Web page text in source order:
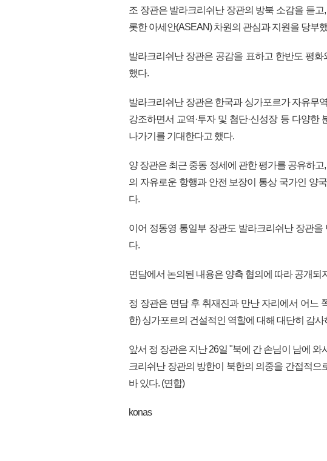
조 장관은 발라크리쉬난 장관의 방북 소감을 듣
롯한 아세안(ASEAN) 차원의 관심과 지원을 당부
발라크리쉬난 장관은 공감을 표하고 한반도 평
했다.
발라크리쉬난 장관은 한국과 싱가포르가 자유무
강조하면서 교역·투자 및 첨단·신성장 등 다양
나가기를 기대한다고 했다.
양 장관은 최근 중동 정세에 관한 평가를 공유하
의 자유로운 항행과 안전 보장이 통상 국가인 양
다.
이어 정동영 통일부 장관도 발라크리쉬난 장관
다.
면담에서 논의된 내용은 양측 협의에 따라 공개되
정 장관은 면담 후 취재진과 만난 자리에서 어느
한) 싱가포르의 건설적인 역할에 대해 대단히 감
앞서 정 장관은 지난 26일 "북에 간 손님이 남에
크리쉬난 장관의 방한이 북한의 의중을 간접적
바 있다. (연합)
konas